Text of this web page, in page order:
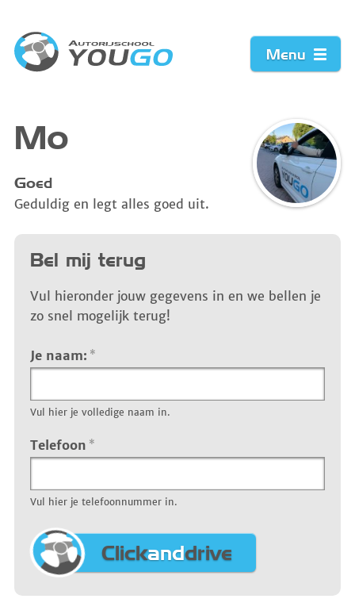
Menu
Werkwijze
Acties
Vacature
Mo
Goed
Geduldig en legt alles goed uit.
Bel mij terug
Vul hieronder jouw gegevens in en we bellen je
zo snel mogelijk terug!
Je naam: *
Vul hier je volledige naam in.
Telefoon *
Vul hier je telefoonnummer in.
Clickanddrive